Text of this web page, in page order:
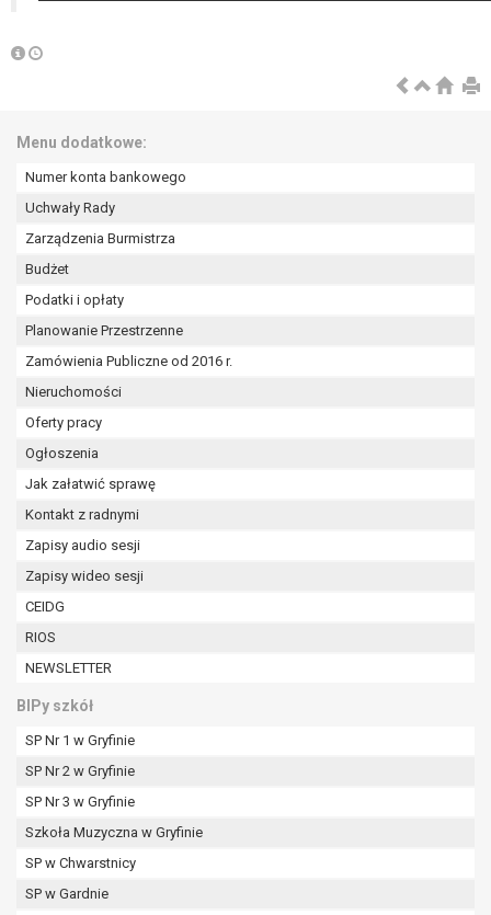
Menu dodatkowe:
Numer konta bankowego
Uchwały Rady
Zarządzenia Burmistrza
Budżet
Podatki i opłaty
Planowanie Przestrzenne
Zamówienia Publiczne od 2016 r.
Nieruchomości
Oferty pracy
Ogłoszenia
Jak załatwić sprawę
Kontakt z radnymi
Zapisy audio sesji
Zapisy wideo sesji
CEIDG
RIOS
NEWSLETTER
BIPy szkół
SP Nr 1 w Gryfinie
SP Nr 2 w Gryfinie
SP Nr 3 w Gryfinie
Szkoła Muzyczna w Gryfinie
SP w Chwarstnicy
SP w Gardnie